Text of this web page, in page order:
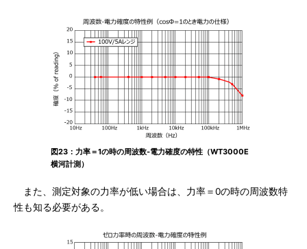
図23：力率＝1の時の周波数-電力確度の特性（WT3000E
横河計測）
また、測定対象の力率が低い場合は、力率＝0の時の周波数特
性も知る必要がある。